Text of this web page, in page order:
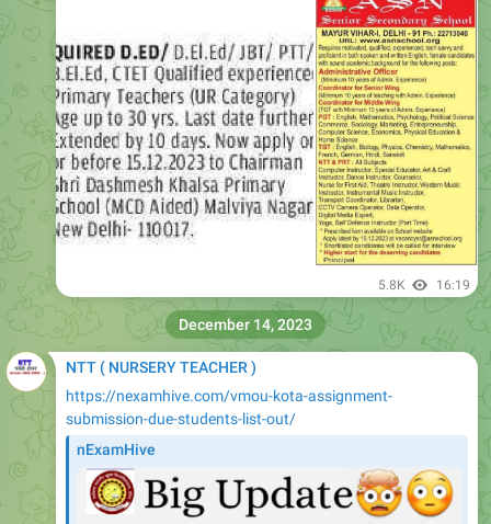
5.8K 16:19
NTT ( NURSERY TEACHER )
https://nexamhive.com/vmou-kota-assignment-
submission-due-students-list-out/
nExamHive